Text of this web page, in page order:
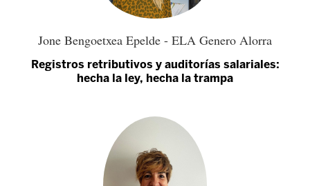
Jone Bengoetxea Epelde - ELA Genero Alorra
Registros retributivos y auditorías salariales:
hecha la ley, hecha la trampa